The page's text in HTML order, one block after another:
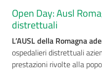
Open Day: Ausl
distrettuali
L’AUSLdella Romagna
ospedalieri distrettuali
prestazioni rivolte alla